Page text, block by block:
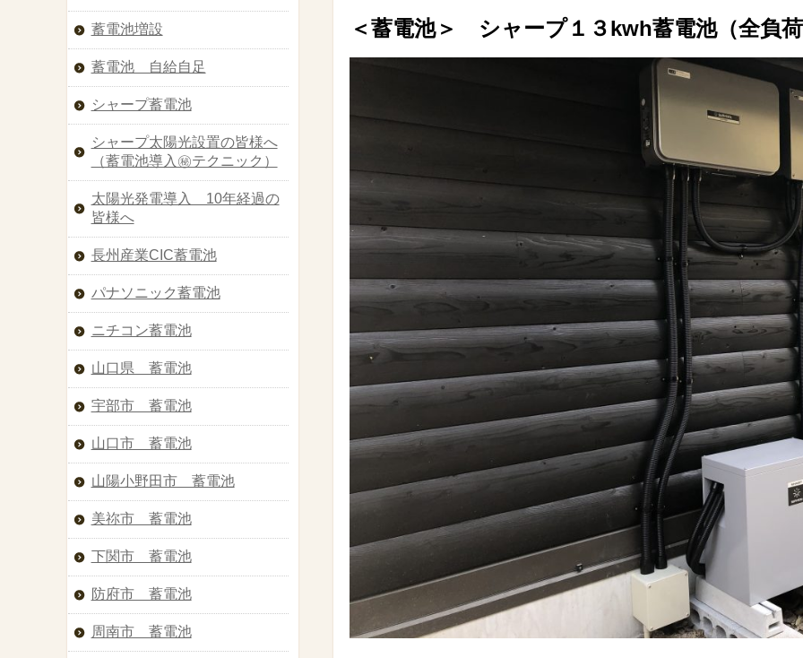
＜蓄電池＞ シャープ１３kwh蓄電池（全負
蓄電池増設
蓄電池 自給自足
シャープ蓄電池
シャープ太陽光設置の皆様へ
（蓄電池導入㊙︎テクニック）
太陽光発電導入 10年経過の
皆様へ
長州産業CIC蓄電池
パナソニック蓄電池
ニチコン蓄電池
山口県 蓄電池
宇部市 蓄電池
山口市 蓄電池
山陽小野田市 蓄電池
美祢市 蓄電池
下関市 蓄電池
防府市 蓄電池
周南市 蓄電池